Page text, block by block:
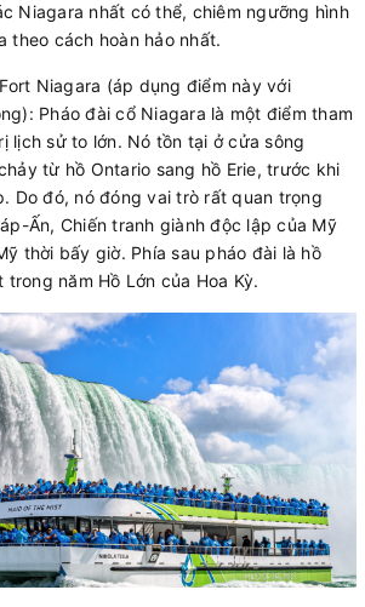
Niagara nhất có thể, chiêm ngưỡng hình
theo cách hoàn hảo nhất.
Niagara (áp dụng điểm này với
Pháo đài cổ Niagara là một điểm tham
lịch sử to lớn. Nó tồn tại ở cửa sông
từ hồ Ontario sang hồ Erie, trước khi
Do đó, nó đóng vai trò rất quan trọng
Ấn, Chiến tranh giành độc lập của Mỹ
thời bấy giờ. Phía sau pháo đài là hồ
năm Hồ Lớn của Hoa Kỳ.